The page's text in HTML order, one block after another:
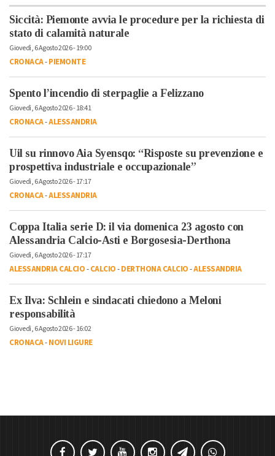
Siccità: Piemonte avvia le procedure per la richiesta di
stato di calamità naturale
Giovedì, 6 Agosto 2026 - 19:00
CRONACA-PIEMONTE
Spento l’incendio di sterpaglie a Felizzano
Giovedì, 6 Agosto 2026 - 18:41
CRONACA-ALESSANDRIA
Uil su rinnovo Aia Syensqo: “Risposte su prevenzione e
prospettiva industriale e occupazionale”
Giovedì, 6 Agosto 2026 - 17:17
CRONACA-ALESSANDRIA
Coppa Italia serie D: il via domenica 23 agosto con
Alessandria Calcio-Asti e Borgosesia-Derthona
Giovedì, 6 Agosto 2026 - 17:17
ALESSANDRIA CALCIO-CALCIO-DERTHONA CALCIO-ALESSANDRIA
Ex Ilva: Schlein e sindacati chiedono a Meloni
responsabilità
Giovedì, 6 Agosto 2026 - 16:02
CRONACA-NOVI LIGURE